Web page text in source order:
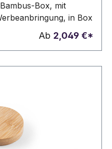
Box, mit
in Box
Ab 2,049 €*